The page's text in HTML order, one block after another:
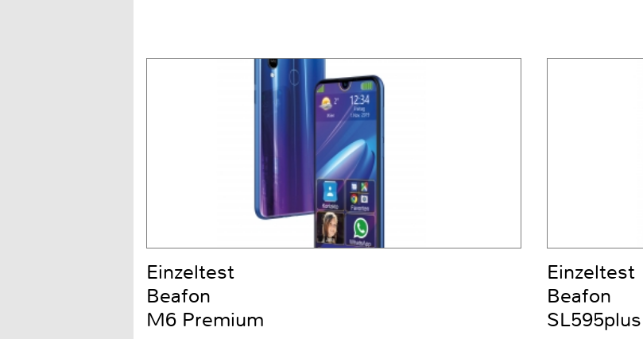
Einzeltest
Beafon
M6 Premium
Einzeltest
Beafon
SL595plus